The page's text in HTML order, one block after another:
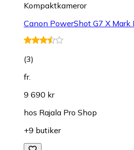
Kompaktkameror
Canon PowerShot G7 X Mark
(3)
fr.
9 690 kr
hos Rajala Pro Shop
+9 butiker